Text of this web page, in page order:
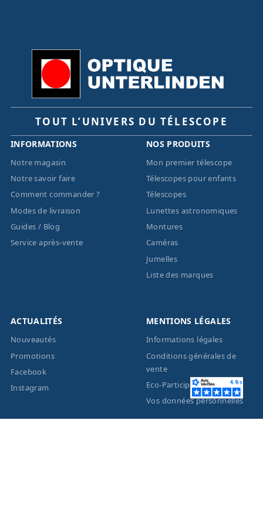
TOUT L’UNIVERS DU TÉLESCOPE
INFORMATIONS
Notre magasin
Notre savoir faire
Comment commander ?
Modes de livraison
Guides / Blog
Service après-vente
NOS PRODUITS
Mon premier télescope
Télescopes pour enfants
Télescopes
Lunettes astronomiques
Montures
Caméras
Jumelles
Liste des marques
ACTUALITÉS
Nouveautés
Promotions
Facebook
Instagram
MENTIONS LÉGALES
Informations légales
Conditions générales de
vente
Eco-Participation
Vos données personnelles